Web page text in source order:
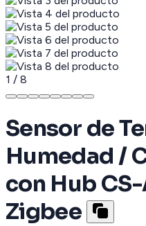
1 / 8
Sensor de
Humedad /
con Hub
Zigbee